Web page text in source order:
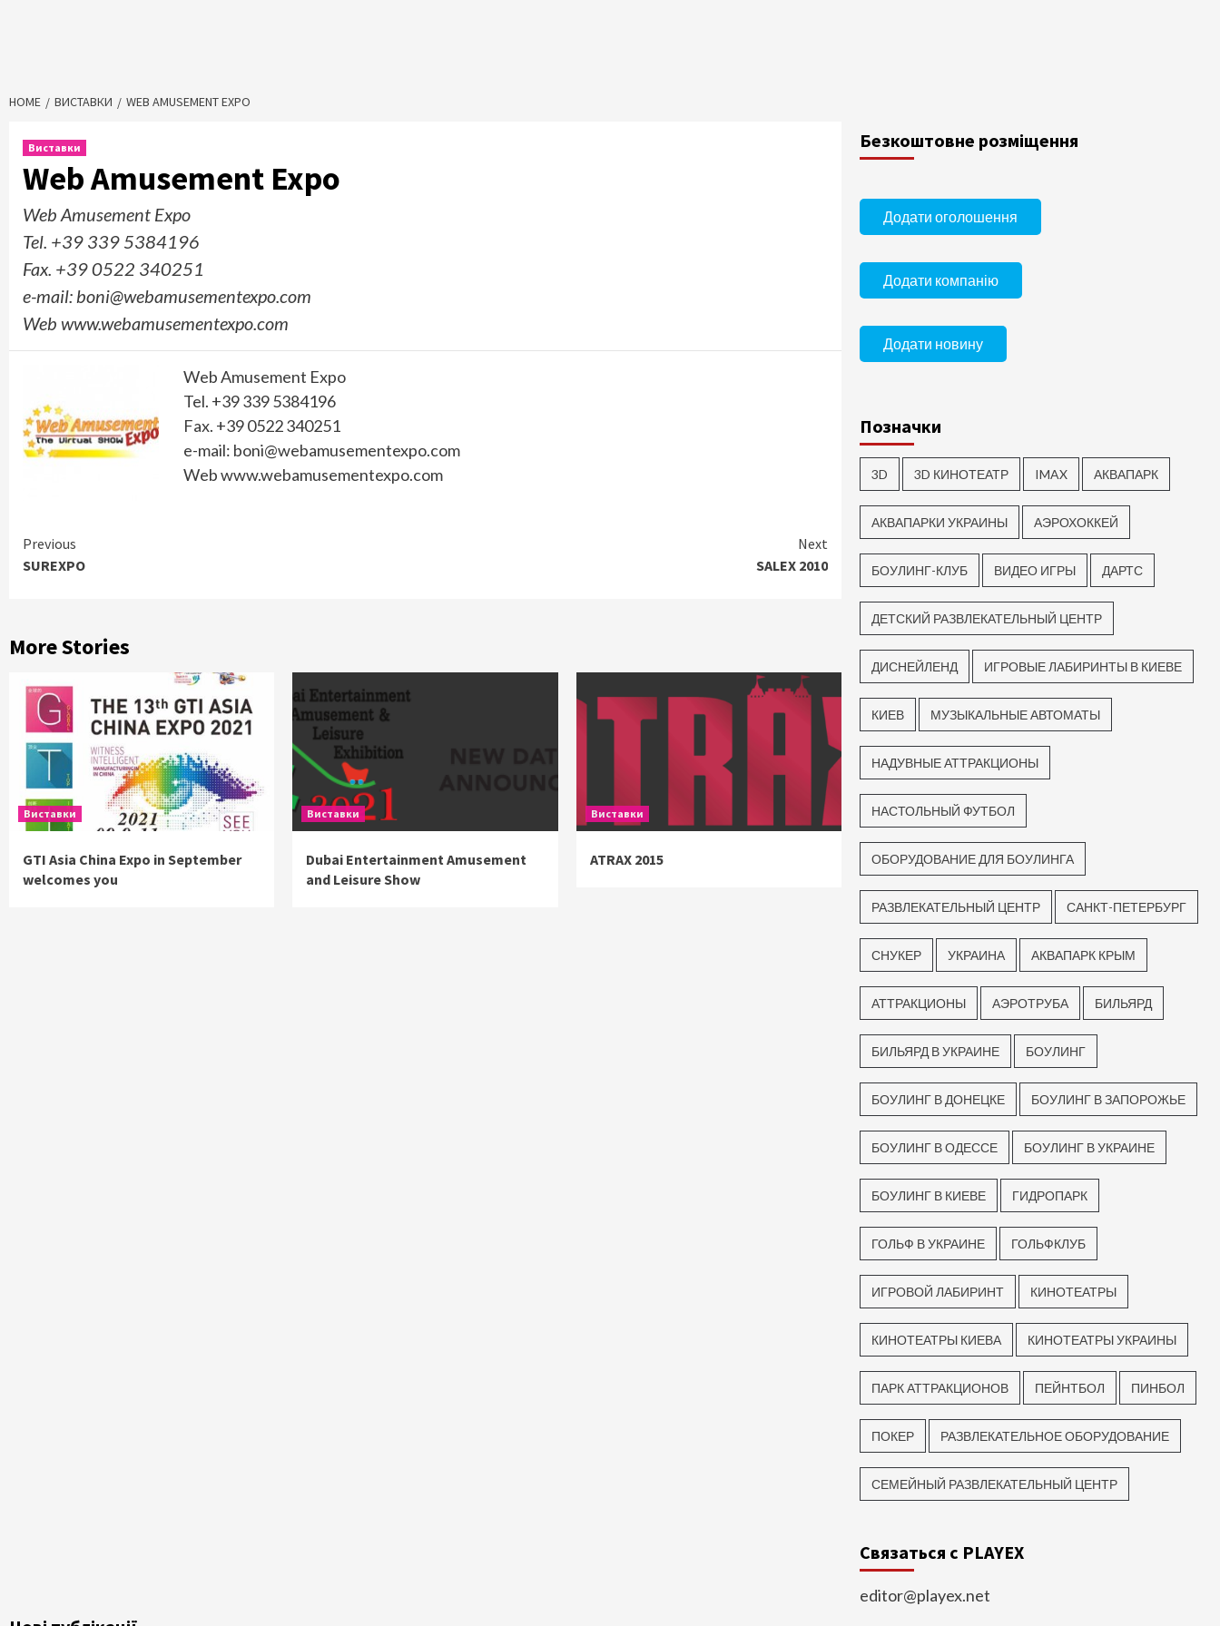
HOME ВИСТАВКИ WEB AMUSEMENT EXPO
Виставки
Web Amusement Expo
Web Amusement Expo
Tel. +39 339 5384196
Fax. +39 0522 340251
e-mail: boni@webamusementexpo.com
Web www.webamusementexpo.com
Web Amusement Expo
Tel. +39 339 5384196
Fax. +39 0522 340251
e-mail: boni@webamusementexpo.com
Web www.webamusementexpo.com
Continue
Reading
Previous
SUREXPO
Next
SALEX 2010
More Stories
Виставки
GTI Asia China Expo in September
welcomes you
Виставки
Dubai Entertainment Amusement
and Leisure Show
Виставки
ATRAX 2015
Безкоштовне розміщення
Додати оголошення
Додати компанію
Додати новину
Позначки
3D 3D КИНОТЕАТР IMAX АКВАПАРК
АКВАПАРКИ УКРАИНЫ АЭРОХОККЕЙ
БОУЛИНГ-КЛУБ ВИДЕО ИГРЫ ДАРТС
ДЕТСКИЙ РАЗВЛЕКАТЕЛЬНЫЙ ЦЕНТР
ДИСНЕЙЛЕНД ИГРОВЫЕ ЛАБИРИНТЫ В КИЕВЕ
КИЕВ МУЗЫКАЛЬНЫЕ АВТОМАТЫ
НАДУВНЫЕ АТТРАКЦИОНЫ
НАСТОЛЬНЫЙ ФУТБОЛ
ОБОРУДОВАНИЕ ДЛЯ БОУЛИНГА
РАЗВЛЕКАТЕЛЬНЫЙ ЦЕНТР САНКТ-ПЕТЕРБУРГ
СНУКЕР УКРАИНА АКВАПАРК КРЫМ
АТТРАКЦИОНЫ АЭРОТРУБА БИЛЬЯРД
БИЛЬЯРД В УКРАИНЕ БОУЛИНГ
БОУЛИНГ В ДОНЕЦКЕ БОУЛИНГ В ЗАПОРОЖЬЕ
БОУЛИНГ В ОДЕССЕ БОУЛИНГ В УКРАИНЕ
БОУЛИНГ В КИЕВЕ ГИДРОПАРК
ГОЛЬФ В УКРАИНЕ ГОЛЬФКЛУБ
ИГРОВОЙ ЛАБИРИНТ КИНОТЕАТРЫ
КИНОТЕАТРЫ КИЕВА КИНОТЕАТРЫ УКРАИНЫ
ПАРК АТТРАКЦИОНОВ ПЕЙНТБОЛ ПИНБОЛ
ПОКЕР РАЗВЛЕКАТЕЛЬНОЕ ОБОРУДОВАНИЕ
СЕМЕЙНЫЙ РАЗВЛЕКАТЕЛЬНЫЙ ЦЕНТР
Связаться с PLAYEX
editor@playex.net